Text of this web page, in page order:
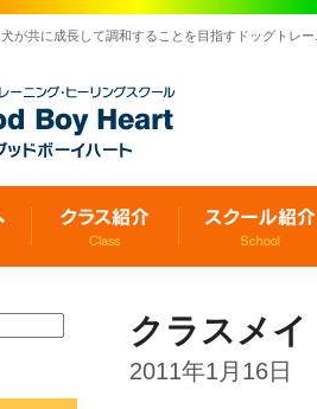
が共に成長して調和することを目指すドッグトレ
クラスメイ
2011年1月16日